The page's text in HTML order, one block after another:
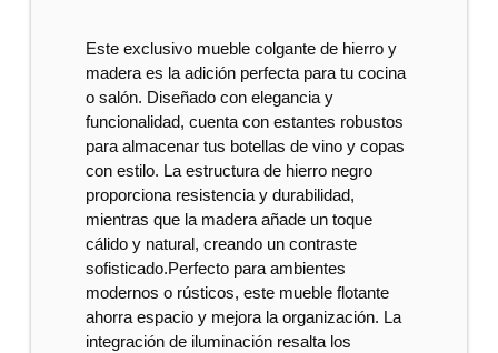
Este exclusivo mueble colgante de hierro y
madera es la adición perfecta para tu cocina
o salón. Diseñado con elegancia y
funcionalidad, cuenta con estantes robustos
para almacenar tus botellas de vino y copas
con estilo. La estructura de hierro negro
proporciona resistencia y durabilidad,
mientras que la madera añade un toque
cálido y natural, creando un contraste
sofisticado.Perfecto para ambientes
modernos o rústicos, este mueble flotante
ahorra espacio y mejora la organización. La
integración de iluminación resalta los